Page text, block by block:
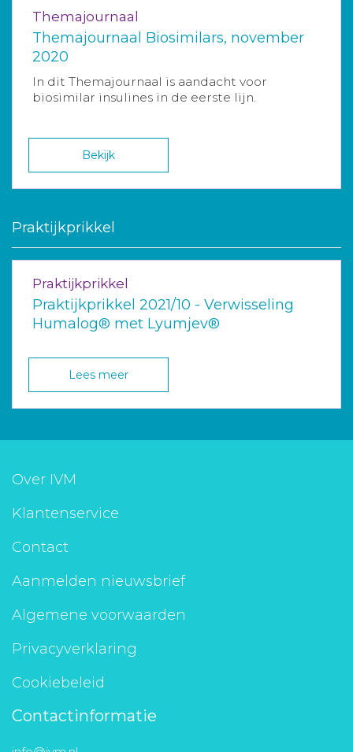
Themajournaal
Themajournaal Biosimilars, november
2020
In dit Themajournaal is aandacht voor
biosimilar insulines in de eerste lijn.
Bekijk
Praktijkprikkel
Praktijkprikkel
Praktijkprikkel 2021/10 - Verwisseling
Humalog® met Lyumjev®
Lees meer
Over IVM
Klantenservice
Contact
Aanmelden nieuwsbrief
Algemene voorwaarden
Privacyverklaring
Cookiebeleid
Contactinformatie